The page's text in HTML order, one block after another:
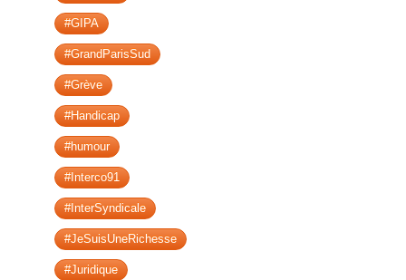
#GIPA
#GrandParisSud
#Grève
#Handicap
#humour
#Interco91
#InterSyndicale
#JeSuisUneRichesse
#Juridique